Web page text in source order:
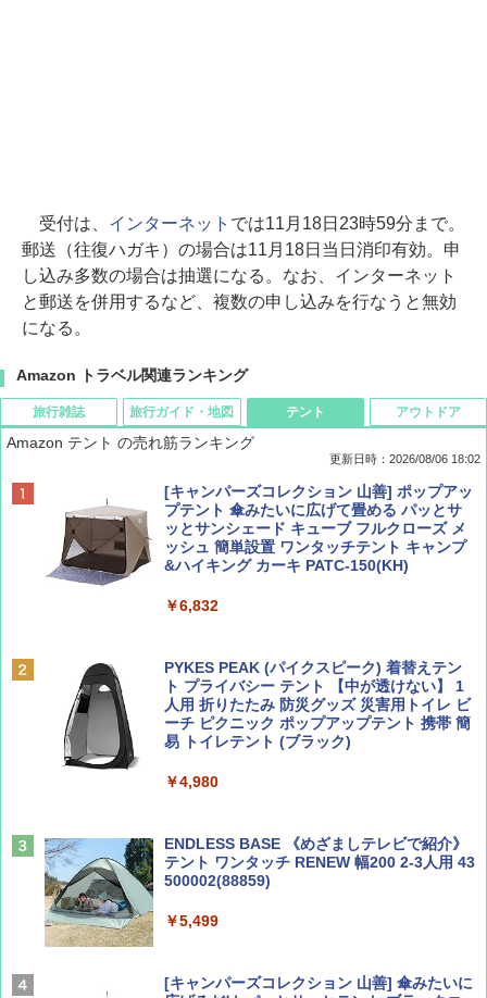
受付は、 インターネット では11月18日23時59分まで。
郵送（往復ハガキ）の場合は11月18日当日消印有効。申
し込み多数の場合は抽選になる。なお、インターネット
と郵送を併用するなど、複数の申し込みを行なうと無効
になる。
Amazon トラベル関連ランキング
旅行雑誌
ディズニーファン ２０２６年 ９月号 [雑
誌] (ＤＩＳＮＥＹ ＦＡＮ)
￥713
￥1,540
集】ボーイング110周年を祝して！
旅行ガイド・地図
D40 地球の歩き方 チェンマイ タイ北部の魅
力的な町 2026～2027 地球の歩き方D アジア
￥2,079
￥2,479
ァキア 2026～2027 地球の歩き方A ヨーロッ
￥2,277
テント
Amazon テント の売れ筋ランキング
更新日時：2026/08/06 18:02
[キャンパーズコレクション 山善] ポップアッ
プテント 傘みたいに広げて畳める パッとサ
ッとサンシェード キューブ フルクローズ メ
ッシュ 簡単設置 ワンタッチテント キャンプ
&ハイキング カーキ PATC-150(KH)
￥6,832
PYKES PEAK (パイクスピーク) 着替えテン
ト プライバシー テント 【中が透けない】 1
人用 折りたたみ 防災グッズ 災害用トイレ ビ
ーチ ピクニック ポップアップテント 携帯 簡
易 トイレテント (ブラック)
￥4,980
ENDLESS BASE 《めざましテレビで紹介》
テント ワンタッチ RENEW 幅200 2-3人用 43
500002(88859)
￥5,499
[キャンパーズコレクション 山善] 傘みたいに
アウトドア